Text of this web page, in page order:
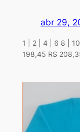
abr 29,
1 | 2 | 4 | 6 8 |
198,45 R$